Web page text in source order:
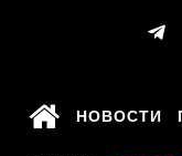
НОВОСТИ